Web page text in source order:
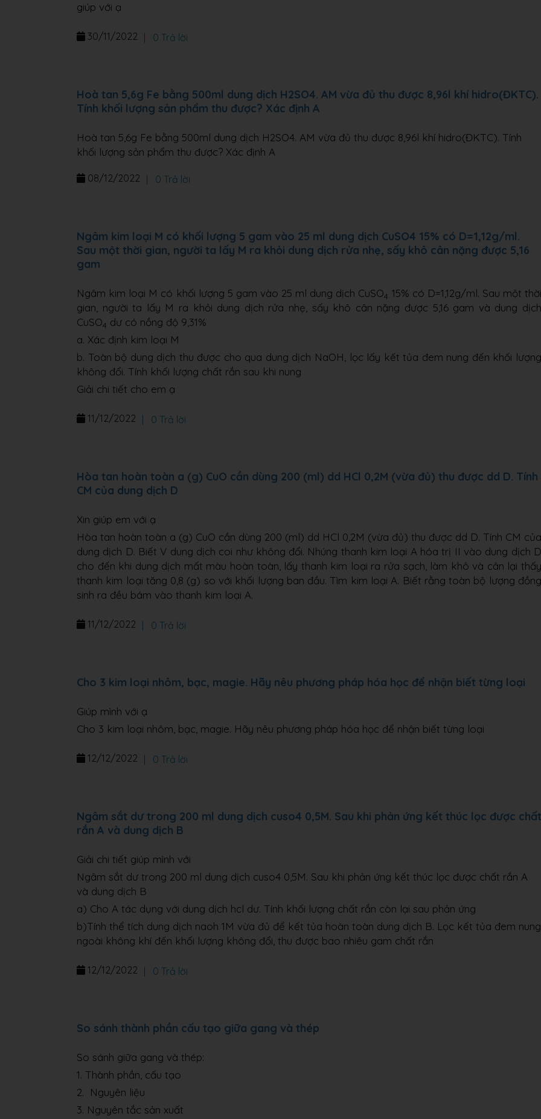
giúp với ạ
30/11/2022 0 Trả lời
Hoà tan 5,6g Fe bằng 500ml dung dịch H2SO4. AM vừa đủ thu được 8,96l khí hidro(ĐKTC).
Tính khối lượng sản phẩm thu được? Xác định A
Hoà tan 5,6g Fe bằng 500ml dung dịch H2SO4. AM vừa đủ thu được 8,96l khí hidro(ĐKTC). Tính
khối lượng sản phẩm thu được? Xác định A
08/12/2022 0 Trả lời
Ngâm kim loại M có khối lượng 5 gam vào 25 ml dung dịch CuSO4 15% có D=1,12g/ml.
Sau một thời gian, người ta lấy M ra khỏi dung dịch rửa nhẹ, sấy khô cân nặng được 5,16
gam
Ngâm kim loại M có khối lượng 5 gam vào 25 ml dung dịch CuSO4 15% có D=1,12g/ml. Sau một
gian, người ta lấy M ra khỏi dung dịch rửa nhẹ, sấy khô cân nặng được 5,16 gam và dung dịch
CuSO4 dư có nồng độ 9,31%
a. Xác định kim loại M
b. Toàn bộ dung dịch thu được cho qua dung dịch NaOH, lọc lấy kết tủa đem nung đến khối lượng
không đổi. Tính khối lượng chất rắn sau khi nung
Giải chi tiết cho em ạ
11/12/2022 0 Trả lời
Hòa tan hoàn toàn a (g) CuO cần dùng 200 (ml) dd HCl 0,2M (vừa đủ) thu được dd D. Tính
CM của dung dịch D
Xin giúp em với ạ
Hòa tan hoàn toàn a (g) CuO cần dùng 200 (ml) dd HCl 0,2M (vừa đủ) thu được dd D. Tính CM của
dung dịch D. Biết V dung dịch coi như không đổi. Nhúng thanh kim loại A hóa trị II vào dung dịch D
cho đến khi dung dịch mất màu hoàn toàn, lấy thanh kim loại ra rửa sạch, làm khô và cân lại thấy
thanh kim loại tăng 0,8 (g) so với khối lượng ban đầu. Tìm kim loại A. Biết rằng toàn bộ lượng đồng
sinh ra đều bám vào thanh kim loại A.
11/12/2022 0 Trả lời
Cho 3 kim loại nhôm, bạc, magie. Hãy nêu phương pháp hóa học để nhận biết từng loại
Giúp mình với ạ
Cho 3 kim loại nhôm, bạc, magie. Hãy nêu phương pháp hóa học để nhận biết từng loại
12/12/2022 0 Trả lời
Ngâm sắt dư trong 200 ml dung dịch cuso4 0,5M. Sau khi phản ứng kết thúc lọc được chất
rắn A và dung dịch B
Giải chi tiết giúp mình với
Ngâm sắt dư trong 200 ml dung dịch cuso4 0,5M. Sau khi phản ứng kết thúc lọc được chất rắn A
và dung dịch B
a) Cho A tác dụng với dung dịch hcl dư. Tính khối lượng chất rắn còn lại sau phản ứng
b)Tính thể tích dung dịch naoh 1M vừa đủ để kết tủa hoàn toàn dung dịch B. Lọc kết tủa đem nung
ngoài không khí đến khối lượng không đổi, thu được bao nhiêu gam chất rắn
12/12/2022 0 Trả lời
So sánh thành phần cấu tạo giữa gang và thép
So sánh giữa gang và thép:
1. Thành phần, cấu tạo
2. Nguyên liệu
3. Nguyên tắc sản xuất